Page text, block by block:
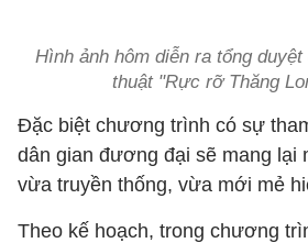
Hình ảnh hôm diễn ra tổng
thuật "Rực rỡ Thăng
Đặc biệt chương trình có sự
dân gian đương đại sẽ mang lại
vừa truyền thống, vừa mới mẻ
Theo kế hoạch, trong chương